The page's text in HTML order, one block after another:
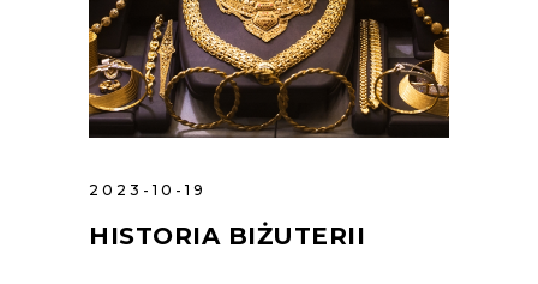
2023-10-19
HISTORIA BIŻUTERII